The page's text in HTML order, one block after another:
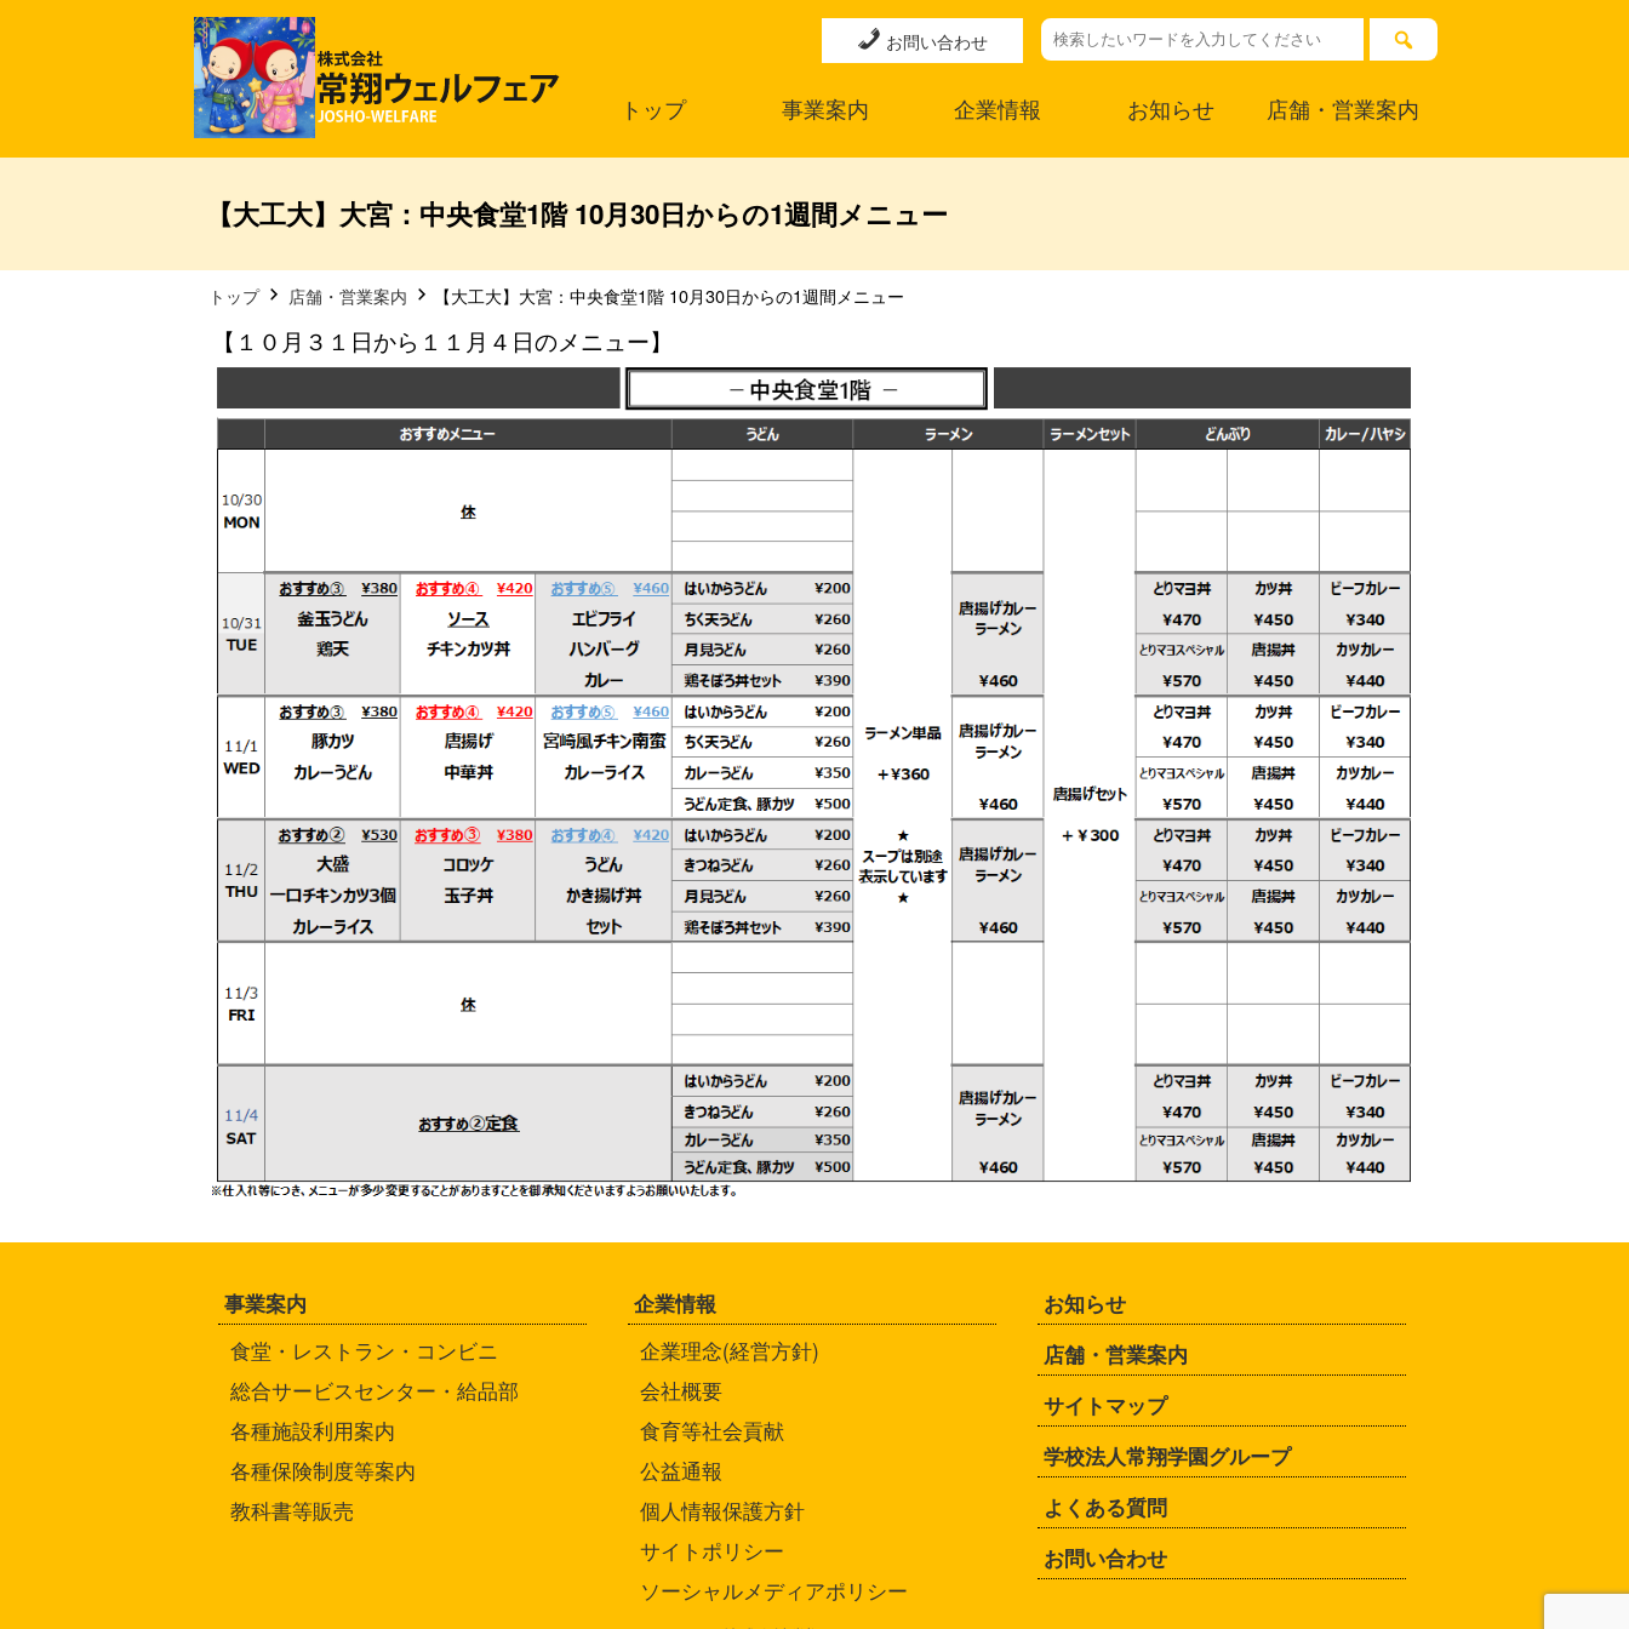
お問い合わせ
トップ 事業案内 企業情報 お知らせ 店舗・営業案内
【大工大】大宮：中央食堂1階 10月30日からの1週間メニュー
トップ 店舗・営業案内 【大工大】大宮：中央食堂1階 10月30日からの1週間メニュー
【１０月３１日から１１月４日のメニュー】
事業案内
食堂・レストラン・コンビニ
総合サービスセンター・給品部
各種施設利用案内
各種保険制度等案内
教科書等販売
企業情報
企業理念(経営方針)
会社概要
食育等社会貢献
公益通報
個人情報保護方針
サイトポリシー
ソーシャルメディアポリシー
お知らせ
店舗・営業案内
サイトマップ
学校法人常翔学園グループ
よくある質問
お問い合わせ